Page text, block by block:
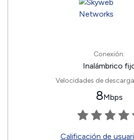
Conexión:
Inalámbrico
Velocidades de
8Mbps
Calificación de